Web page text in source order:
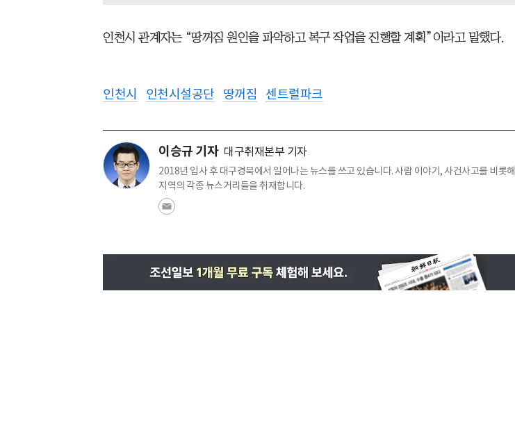
인천시 관계자는 “땅꺼짐 원인을 파악하고 복구 작업을 진행할 계획”이라고 말했다.
인천시 인천시설공단 땅꺼짐 센트럴파크
이승규 기자 대구취재본부 기자
2018년 입사 후 대구경북에서 일어나는 뉴스를 쓰고 있습니다. 사람 이야기, 사건사고를 비롯해
지역의 각종 뉴스거리들을 취재합니다.